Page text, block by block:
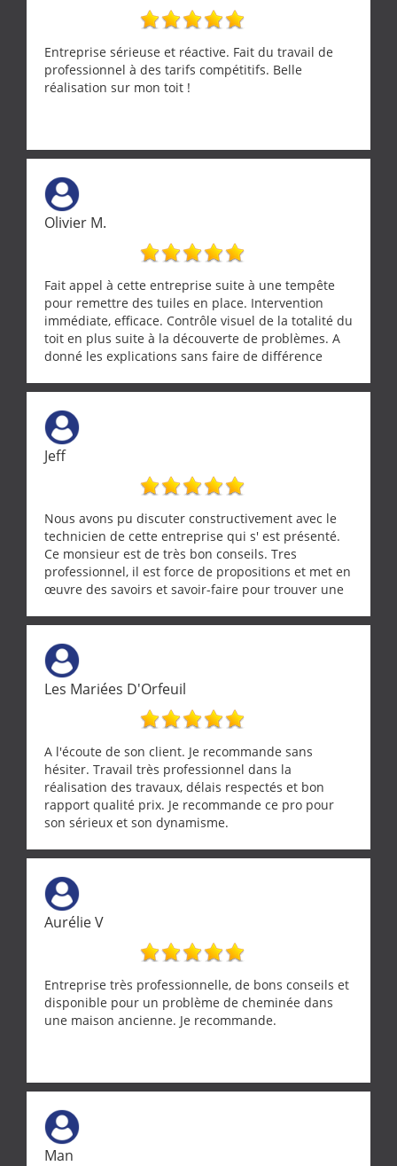
Entreprise sérieuse et réactive. Fait du travail de
professionnel à des tarifs compétitifs. Belle
réalisation sur mon toit !
Olivier M.
Fait appel à cette entreprise suite à une tempête
pour remettre des tuiles en place. Intervention
immédiate, efficace. Contrôle visuel de la totalité du
toit en plus suite à la découverte de problèmes. A
donné les explications sans faire de différence
Jeff
Nous avons pu discuter constructivement avec le
technicien de cette entreprise qui s' est présenté.
Ce monsieur est de très bon conseils. Tres
professionnel, il est force de propositions et met en
œuvre des savoirs et savoir-faire pour trouver une
demande de l écoute et de la considération, ce qui
ne se trouve que chez les pationnés de leur métier.
Merci a ce monsieur pour sa disponibilité
Les Mariées D'Orfeuil
A l'écoute de son client. Je recommande sans
hésiter. Travail très professionnel dans la
réalisation des travaux, délais respectés et bon
rapport qualité prix. Je recommande ce pro pour
son sérieux et son dynamisme.
Aurélie V
Entreprise très professionnelle, de bons conseils et
disponible pour un problème de cheminée dans
une maison ancienne. Je recommande.
Man